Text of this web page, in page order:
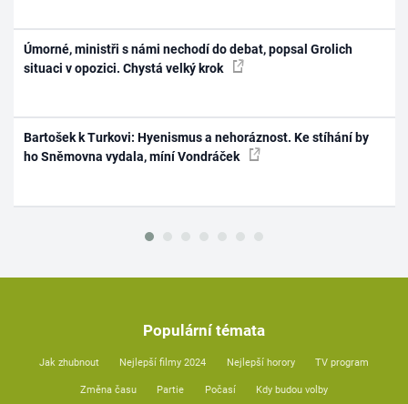
Úmorné, ministři s námi nechodí do debat, popsal Grolich
situaci v opozici. Chystá velký krok
Bartošek k Turkovi: Hyenismus a nehoráznost. Ke stíhání by
ho Sněmovna vydala, míní Vondráček
Populární témata
Jak zhubnout Nejlepší filmy 2024 Nejlepší horory TV program
Změna času Partie Počasí Kdy budou volby